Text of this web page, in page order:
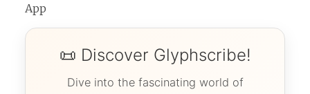
App
📜 Discover Glyphscribe!
Dive into the fascinating world of